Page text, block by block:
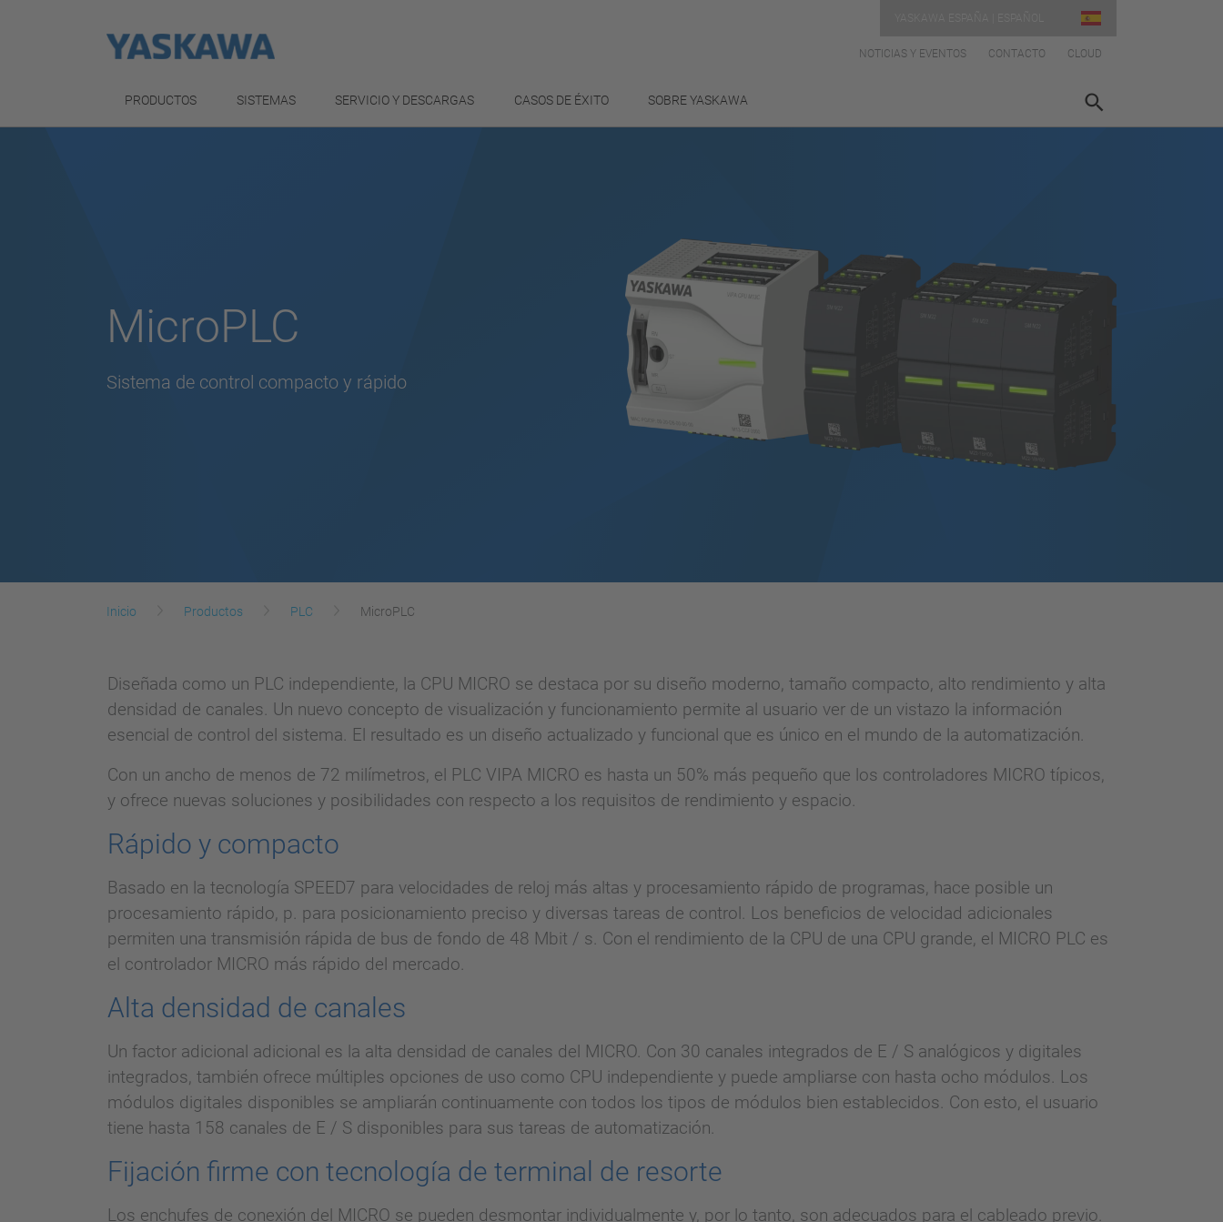
NOTICIAS Y EVENTOS CONTACTO CLOUD
PRODUCTOS SISTEMAS SERVICIO Y DESCARGAS CASOS DE ÉXITO SOBRE YASKAWA
MicroPLC
Sistema de control compacto y rápido
Inicio Productos PLC MicroPLC
Diseñada como un PLC independiente, la CPU MICRO se destaca por su diseño moderno, tamaño compacto, alto rendimiento y alta
densidad de canales. Un nuevo concepto de visualización y funcionamiento permite al usuario ver de un vistazo la información
esencial de control del sistema. El resultado es un diseño actualizado y funcional que es único en el mundo de la automatización.
Con un ancho de menos de 72 milímetros, el PLC VIPA MICRO es hasta un 50% más pequeño que los controladores MICRO típicos,
y ofrece nuevas soluciones y posibilidades con respecto a los requisitos de rendimiento y espacio.
Rápido y compacto
Basado en la tecnología SPEED7 para velocidades de reloj más altas y procesamiento rápido de programas, hace posible un
procesamiento rápido, p. para posicionamiento preciso y diversas tareas de control. Los beneficios de velocidad adicionales
permiten una transmisión rápida de bus de fondo de 48 Mbit / s. Con el rendimiento de la CPU de una CPU grande, el MICRO PLC es
el controlador MICRO más rápido del mercado.
Alta densidad de canales
Un factor adicional adicional es la alta densidad de canales del MICRO. Con 30 canales integrados de E / S analógicos y digitales
integrados, también ofrece múltiples opciones de uso como CPU independiente y puede ampliarse con hasta ocho módulos. Los
módulos digitales disponibles se ampliarán continuamente con todos los tipos de módulos bien establecidos. Con esto, el usuario
tiene hasta 158 canales de E / S disponibles para sus tareas de automatización.
Fijación firme con tecnología de terminal de resorte
Los enchufes de conexión del MICRO se pueden desmontar individualmente y, por lo tanto, son adecuados para el cableado previo.